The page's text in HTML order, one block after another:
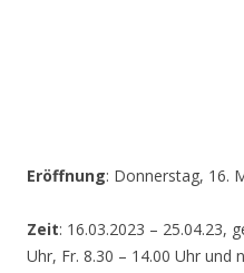
Eröffnung: Donnerstag, 16.
Zeit: 16.03.2023 – 25.04.23,
Uhr, Fr. 8.30 – 14.00 Uhr und